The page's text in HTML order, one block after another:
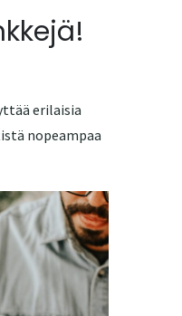
erilaisia
nopeampaa